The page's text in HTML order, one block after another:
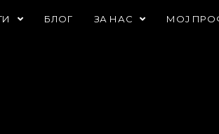
БЛОГ ЗА НАС МОЈ